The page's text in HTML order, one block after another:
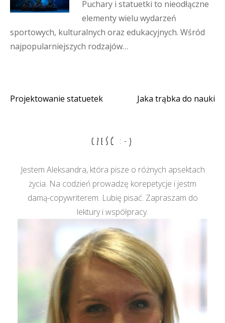
Puchary i statuetki to nieodłączne
elementy wielu wydarzeń
sportowych, kulturalnych oraz edukacyjnych. Wśród
najpopularniejszych rodzajów…
Nawigacja
Projektowanie statuetek Jaka trąbka do nauki
CZEŚĆ :-)
Jestem Aleksandra, która pisze o różnych apsektach
życia. Na codzień prowadzę korepetycje i jestm
damą-copywriterem. Lubię pisać. Zapraszam do
lektury i współpracy.